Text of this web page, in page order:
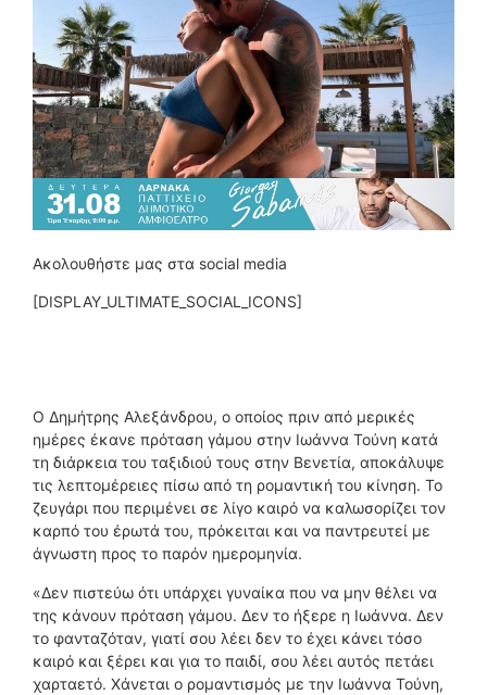
Ακολουθήστε μας στα social media
[DISPLAY_ULTIMATE_SOCIAL_ICONS]
Ο Δημήτρης Αλεξάνδρου, ο οποίος πριν από μερικές
ημέρες έκανε πρόταση γάμου στην Ιωάννα Τούνη κατά
τη διάρκεια του ταξιδιού τους στην Βενετία, αποκάλυψε
τις λεπτομέρειες πίσω από τη ρομαντική του κίνηση. Το
ζευγάρι που περιμένει σε λίγο καιρό να καλωσορίζει τον
καρπό του έρωτά του, πρόκειται και να παντρευτεί με
άγνωστη προς το παρόν ημερομηνία.
«Δεν πιστεύω ότι υπάρχει γυναίκα που να μην θέλει να
της κάνουν πρόταση γάμου. Δεν το ήξερε η Ιωάννα. Δεν
το φανταζόταν, γιατί σου λέει δεν το έχει κάνει τόσο
καιρό και ξέρει και για το παιδί, σου λέει αυτός πετάει
χαρταετό. Χάνεται ο ρομαντισμός με την Ιωάννα Τούνη,